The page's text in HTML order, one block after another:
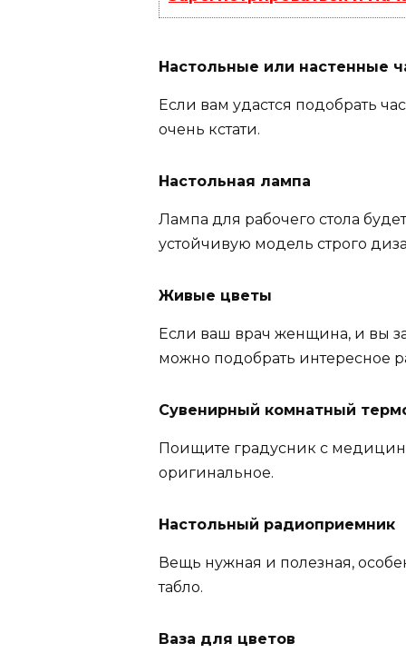
Настольные или настенные
Если вам удастся подобрать
очень кстати.
Настольная лампа
Лампа для рабочего стола
устойчивую модель строго
Живые цветы
Если ваш врач женщина, и вы
можно подобрать интересное
Сувенирный комнатный
Поищите градусник с
оригинальное.
Настольный радиоприемник
Вещь нужная и полезная,
табло.
Ваза для цветов